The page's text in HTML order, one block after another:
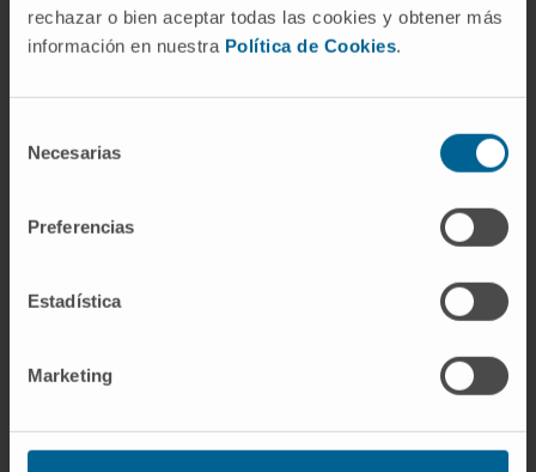
rechazar o bien aceptar todas las cookies y obtener más
información en nuestra Política de Cookies.
Necesarias
Preferencias
Estadística
Marketing
Existem mais de 200 doenças reumáticas
para as quais oferecemos tratamentos
vida.
Imunoterapia